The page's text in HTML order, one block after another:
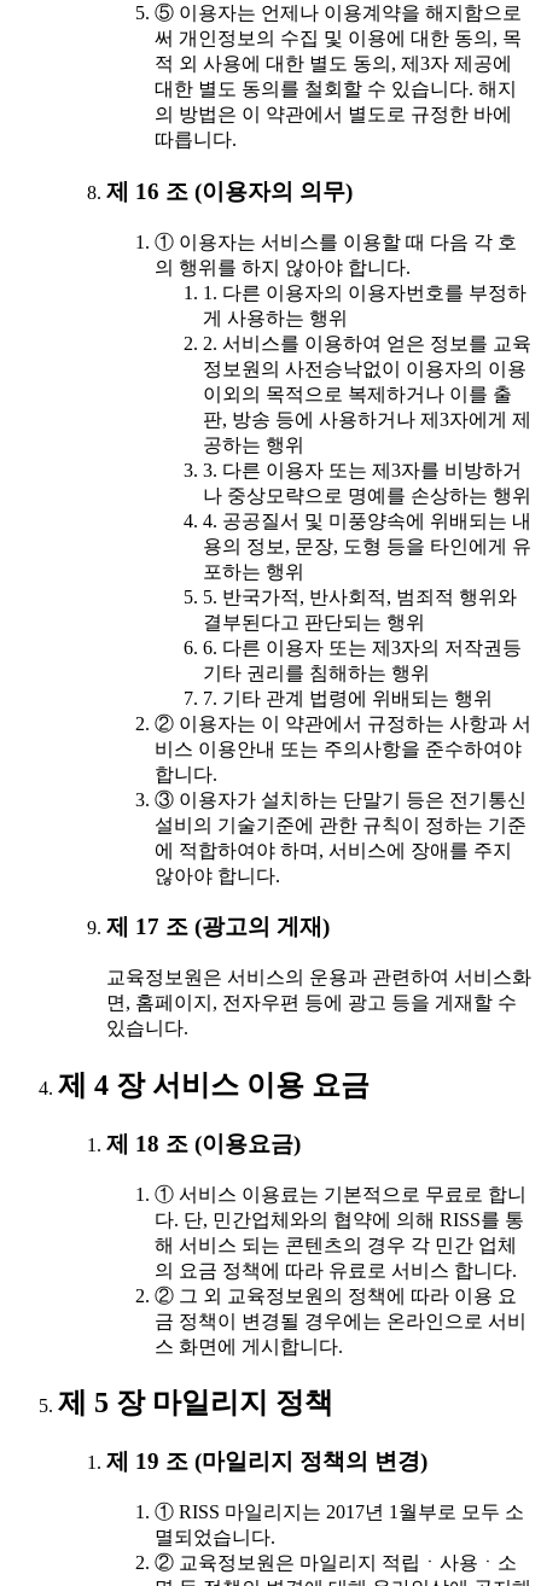
⑤ 이용자는 언제나 이용계약을 해지함으로
써 개인정보의 수집 및 이용에 대한 동의, 목
적 외 사용에 대한 별도 동의, 제3자 제공에
대한 별도 동의를 철회할 수 있습니다. 해지
의 방법은 이 약관에서 별도로 규정한 바에
따릅니다.
제 16 조 (이용자의 의무)
① 이용자는 서비스를 이용할 때 다음 각 호
의 행위를 하지 않아야 합니다.
1. 다른 이용자의 이용자번호를 부정하
게 사용하는 행위
2. 서비스를 이용하여 얻은 정보를 교육
정보원의 사전승낙없이 이용자의 이용
이외의 목적으로 복제하거나 이를 출
판, 방송 등에 사용하거나 제3자에게 제
공하는 행위
3. 다른 이용자 또는 제3자를 비방하거
나 중상모략으로 명예를 손상하는 행위
4. 공공질서 및 미풍양속에 위배되는 내
용의 정보, 문장, 도형 등을 타인에게 유
포하는 행위
5. 반국가적, 반사회적, 범죄적 행위와
결부된다고 판단되는 행위
6. 다른 이용자 또는 제3자의 저작권등
기타 권리를 침해하는 행위
7. 기타 관계 법령에 위배되는 행위
② 이용자는 이 약관에서 규정하는 사항과 서
비스 이용안내 또는 주의사항을 준수하여야
합니다.
③ 이용자가 설치하는 단말기 등은 전기통신
설비의 기술기준에 관한 규칙이 정하는 기준
에 적합하여야 하며, 서비스에 장애를 주지
않아야 합니다.
제 17 조 (광고의 게재)
교육정보원은 서비스의 운용과 관련하여 서비스화
면, 홈페이지, 전자우편 등에 광고 등을 게재할 수
있습니다.
제 4 장 서비스 이용 요금
제 18 조 (이용요금)
① 서비스 이용료는 기본적으로 무료로 합니
다. 단, 민간업체와의 협약에 의해 RISS를 통
해 서비스 되는 콘텐츠의 경우 각 민간 업체
의 요금 정책에 따라 유료로 서비스 합니다.
② 그 외 교육정보원의 정책에 따라 이용 요
금 정책이 변경될 경우에는 온라인으로 서비
스 화면에 게시합니다.
제 5 장 마일리지 정책
제 19 조 (마일리지 정책의 변경)
① RISS 마일리지는 2017년 1월부로 모두 소
멸되었습니다.
② 교육정보원은 마일리지 적립ㆍ사용ㆍ소